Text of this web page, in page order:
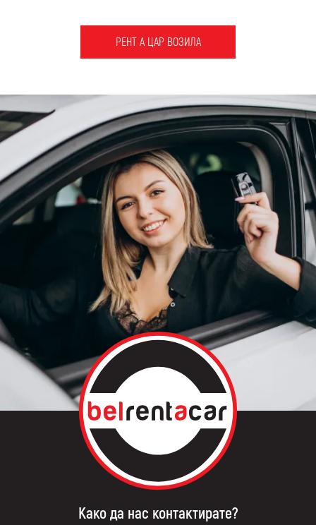
РЕНТ А ЦАР ВОЗИЛА
Како да нас контактирате?